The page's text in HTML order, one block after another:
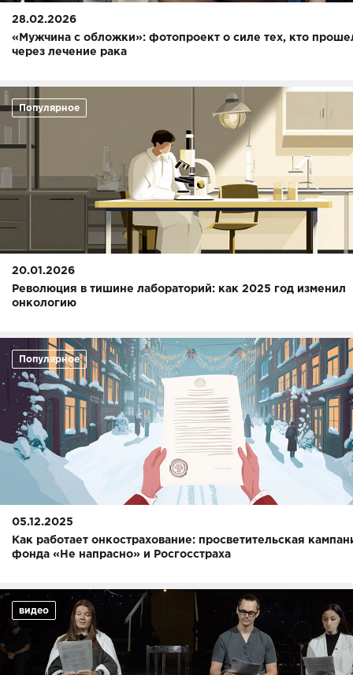
28.02.2026
«Мужчина с обложки»: фотопроект о силе тех, кто
через лечение рака
Популярное
20.01.2026
Революция в тишине лабораторий: как 2025 год изменил
онкологию
Популярное
05.12.2025
Как работает онкострахование: просветительская
фонда «Не напрасно» и Росгосстраха
видео